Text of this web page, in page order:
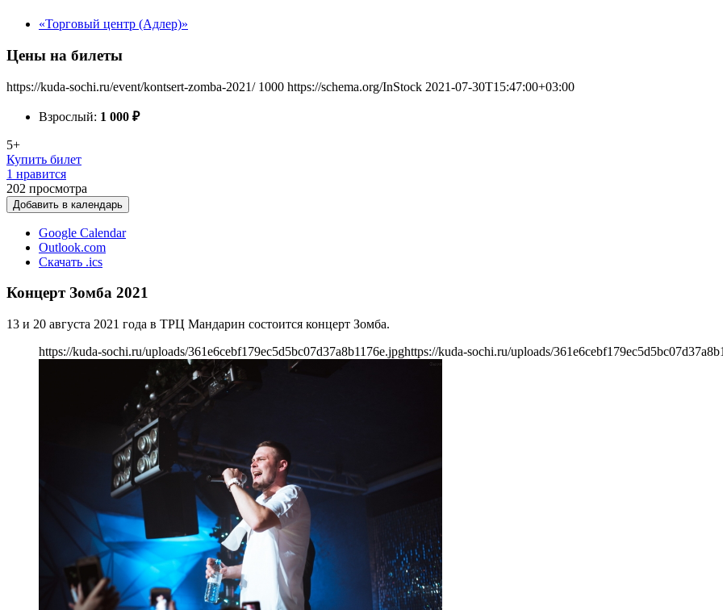
«Торговый центр (Адлер)»
Цены на билеты
https://kuda-sochi.ru/event/kontsert-zomba-2021/ 1000 https://schema.org/InStock 2021-07-30T15:47:00+03:00
Взрослый: 1 000 ₽
5+
Купить билет
1 нравится
202 просмотра
Добавить в календарь
Google Calendar
Outlook.com
Скачать .ics
Концерт Зомба 2021
13 и 20 августа 2021 года в ТРЦ Мандарин состоится концерт Зомба.
https://kuda-sochi.ru/uploads/361e6cebf179ec5d5bc07d37a8b1176e.jpghttps://kuda-sochi.ru/uploads/